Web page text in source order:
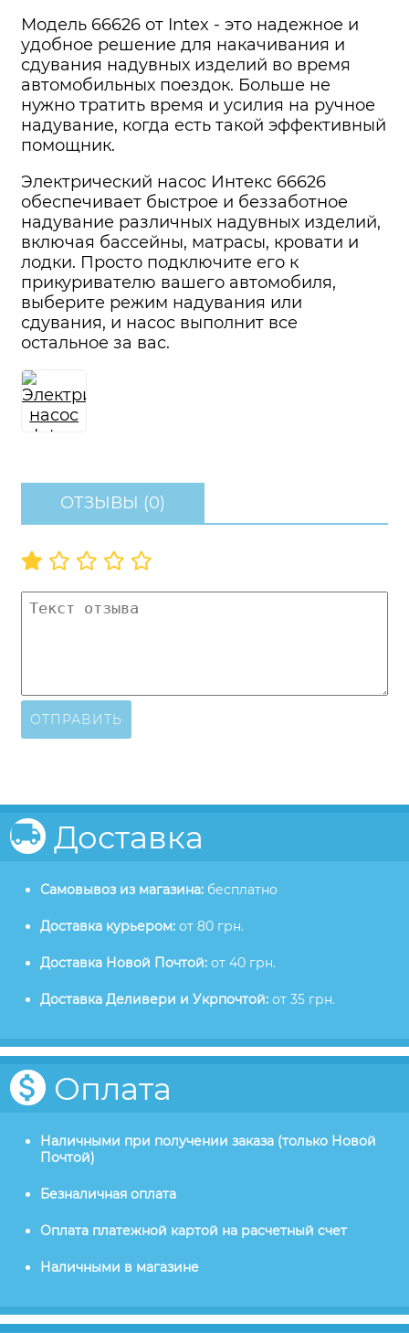
Модель 66626 от Intex - это надежное и
удобное решение для накачивания и
сдувания надувных изделий во время
автомобильных поездок. Больше не
нужно тратить время и усилия на ручное
надувание, когда есть такой эффективный
помощник.
Электрический насос Интекс 66626
обеспечивает быстрое и беззаботное
надувание различных надувных изделий,
включая бассейны, матрасы, кровати и
лодки. Просто подключите его к
прикуривателю вашего автомобиля,
выберите режим надувания или
сдувания, и насос выполнит все
остальное за вас.
ОТЗЫВЫ (0)
ОТПРАВИТЬ
Доставка
Самовывоз из магазина: бесплатно
Доставка курьером: от 80 грн.
Доставка Новой Почтой: от 40 грн.
Доставка Деливери и Укрпочтой: от 35 грн.
Оплата
Наличными при получении заказа (только Новой
Почтой)
Безналичная оплата
Оплата платежной картой на расчетный счет
Наличными в магазине